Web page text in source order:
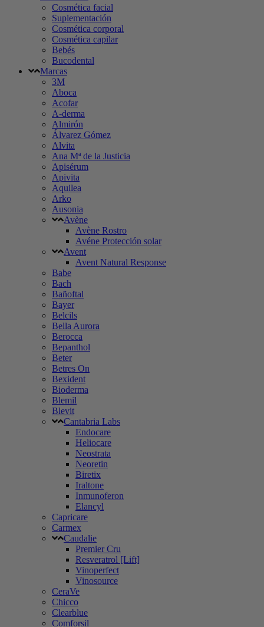
Cosmética facial
Suplementación
Cosmética corporal
Cosmética capilar
Bebés
Bucodental
Marcas
3M
Aboca
Acofar
A-derma
Almirón
Álvarez Gómez
Alvita
Ana Mª de la Justicia
Apisérum
Apivita
Aquilea
Arko
Ausonia
Avène
Avène Rostro
Avéne Protección solar
Avent
Avent Natural Response
Babe
Bach
Bañoftal
Bayer
Belcils
Bella Aurora
Berocca
Bepanthol
Beter
Betres On
Bexident
Bioderma
Blemil
Blevit
Cantabria Labs
Endocare
Heliocare
Neostrata
Neoretin
Biretix
Iraltone
Inmunoferon
Elancyl
Capricare
Carmex
Caudalie
Premier Cru
Resveratrol [Lift]
Vinoperfect
Vinosource
CeraVe
Chicco
Clearblue
Comforsil